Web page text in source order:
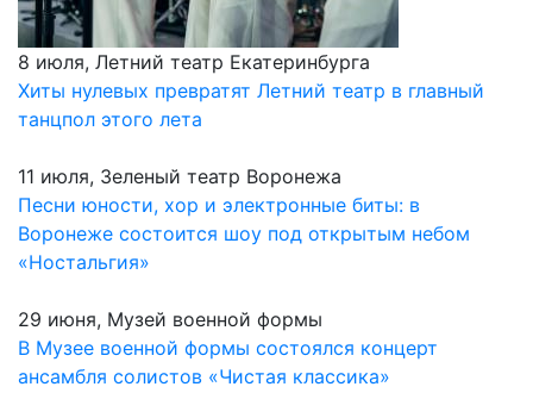
8 июля, Летний театр Екатеринбурга
Хиты нулевых превратят Летний театр в главный
танцпол этого лета
11 июля, Зеленый театр Воронежа
Песни юности, хор и электронные биты: в
Воронеже состоится шоу под открытым небом
«Ностальгия»
29 июня, Музей военной формы
В Музее военной формы состоялся концерт
ансамбля солистов «Чистая классика»